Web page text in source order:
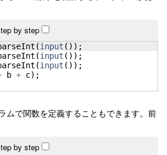
by step
(input ( )) ;
(input ( )) ;
(input ( )) ;
b + c) ;
ムで関数を定義することもできます。前
by step